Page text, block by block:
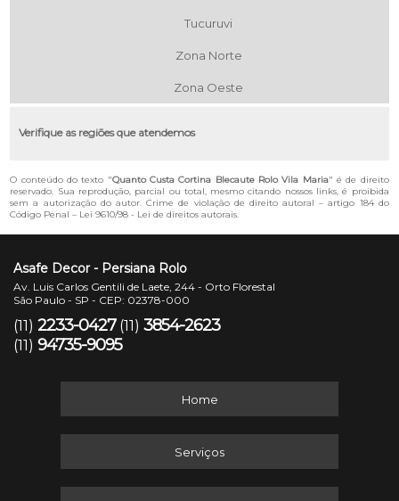
Tucuruvi
Zona Norte
Zona Oeste
Verifique as regiões que atendemos
O conteúdo do texto "Quanto Custa Cortina Blecaute Rolo Vila Maria" é de direito
reservado. Sua reprodução, parcial ou total, mesmo citando nossos links, é proibida
sem a autorização do autor. Crime de violação de direito autoral – artigo 184 do
Código Penal – Lei 9610/98 - Lei de direitos autorais.
Asafe Decor - Persiana Rolo
Av. Luis Carlos Gentili de Laete, 244 - Orto Florestal
São Paulo - SP - CEP: 02378-000
(11) 2233-0427 (11) 3854-2623
(11) 94735-9095
Home
Serviços